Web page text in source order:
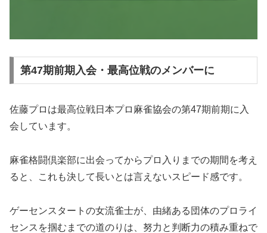
第47期前期入会・最高位戦のメンバーに
佐藤プロは最高位戦日本プロ麻雀協会の第47期前期に入
会しています。
麻雀格闘倶楽部に出会ってからプロ入りまでの期間を考え
ると、これも決して長いとは言えないスピード感です。
ゲーセンスタートの女流雀士が、由緒ある団体のプロライ
センスを掴むまでの道のりは、努力と判断力の積み重ねで